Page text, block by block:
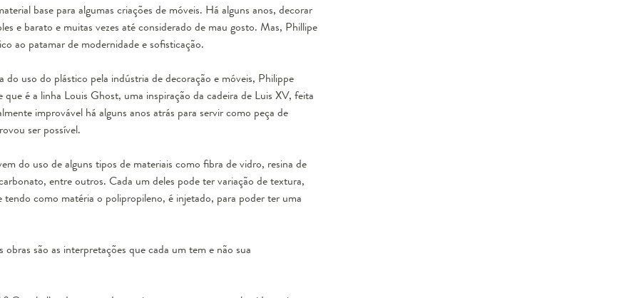
base para algumas criações de móveis. Há alguns anos, decorar
e barato e muitas vezes até considerado de mau gosto. Mas, Phillipe
ao patamar de modernidade e sofisticação.
uso do plástico pela indústria de decoração e móveis, Philippe
é a linha Louis Ghost, uma inspiração da cadeira de Luis XV, feita
improvável há alguns anos atrás para servir como peça de
ser possível.
do uso de alguns tipos de materiais como fibra de vidro, resina de
entre outros. Cada um deles pode ter variação de textura,
como matéria o polipropileno, é injetado, para poder ter uma
são as interpretações que cada um tem e não sua